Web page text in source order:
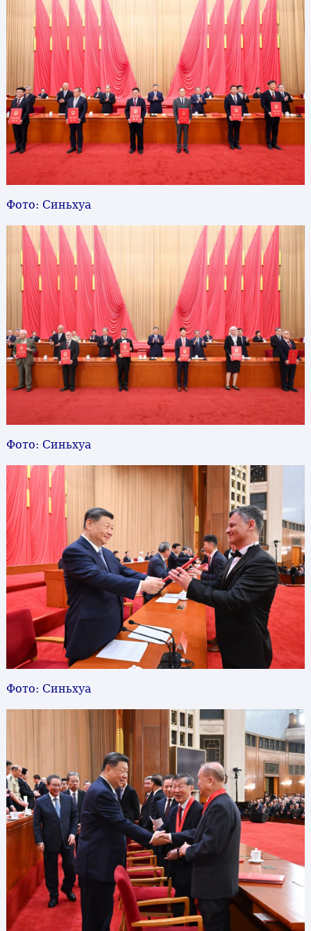
Фото: Синьхуа
Фото: Синьхуа
Фото: Синьхуа